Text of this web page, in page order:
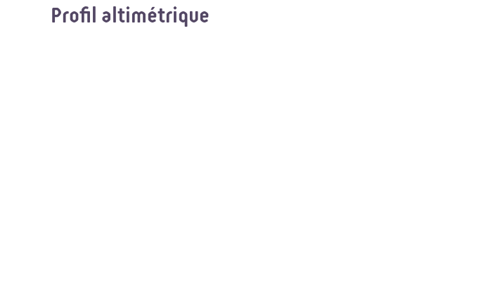
Profil altimétrique